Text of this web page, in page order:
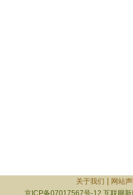
关于我们
网站
京ICP备07017567号-12 互联网